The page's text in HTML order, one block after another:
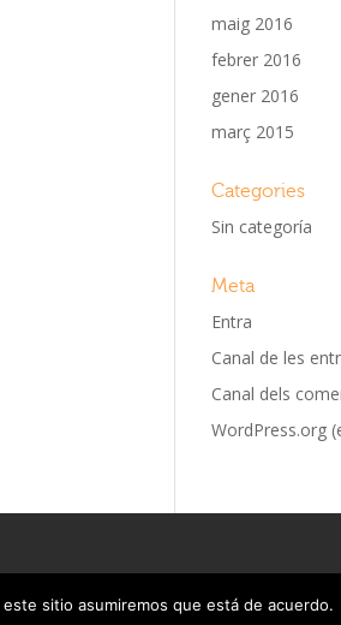
maig 2016
febrer 2016
gener 2016
març 2015
Categories
Sin categoría
Meta
Entra
Canal de les
Canal dels
WordPress.org
sitio asumiremos que está de acuerdo.